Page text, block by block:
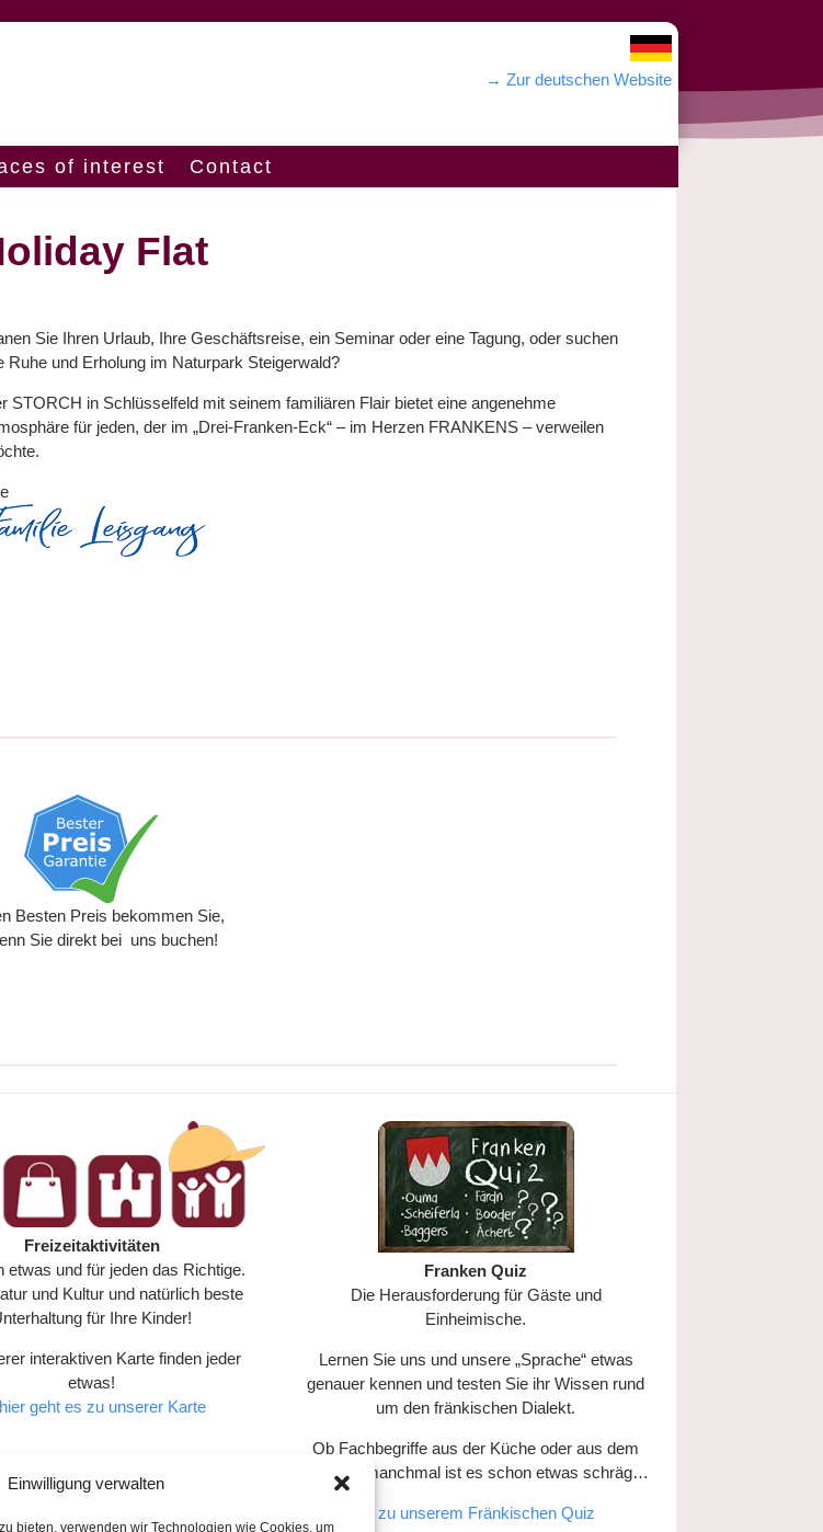
Einwilligung verwalten
bieten, verwenden wir Technologien wie Cookies, um
→ Zur deutschen Website
of interest Contact
Flat
Sie Ihren Urlaub, Ihre Geschäftsreise, ein Seminar oder eine Tagung, oder suchen
Ruhe und Erholung im Naturpark Steigerwald?
STORCH in Schlüsselfeld mit seinem familiären Flair bietet eine angenehme
für jeden, der im „Drei-Franken-Eck“ – im Herzen FRANKENS – verweilen
Besten Preis bekommen Sie,
Sie direkt bei uns buchen!
Freizeitaktivitäten
etwas und für jeden das Richtige.
und Kultur und natürlich beste
für Ihre Kinder!
interaktiven Karte finden jeder
etwas!
geht es zu unserer Karte
Franken Quiz
Die Herausforderung für Gäste und
Einheimische.
Lernen Sie uns und unsere „Sprache“ etwas
genauer kennen und testen Sie ihr Wissen rund
um den fränkischen Dialekt.
Ob Fachbegriffe aus der Küche oder aus dem
Alltag – manchmal ist es schon etwas schräg…
→ zu unserem Fränkischen Quiz